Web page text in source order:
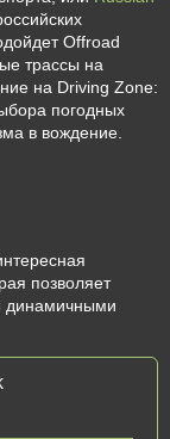
Offroad
трассы на
на Driving Zone:
погодных
в вождение.
позволяет
динамичными